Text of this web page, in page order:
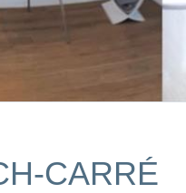
CARRÉ